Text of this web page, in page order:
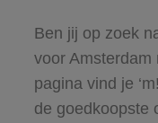
Ben jij op zoek
voor Amsterdam
pagina vind je
de goedkoopste